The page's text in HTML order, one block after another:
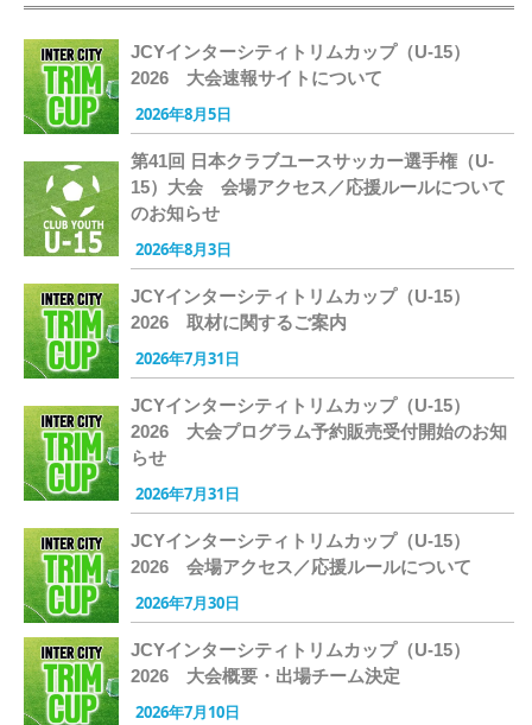
JCYインターシティトリムカップ（U-15）
2026 大会速報サイトについて
2026年8月5日
第41回 日本クラブユースサッカー選手権（U-
15）大会 会場アクセス／応援ルールについて
のお知らせ
2026年8月3日
JCYインターシティトリムカップ（U-15）
2026 取材に関するご案内
2026年7月31日
JCYインターシティトリムカップ（U-15）
2026 大会プログラム予約販売受付開始のお知
らせ
2026年7月31日
JCYインターシティトリムカップ（U-15）
2026 会場アクセス／応援ルールについて
2026年7月30日
JCYインターシティトリムカップ（U-15）
2026 大会概要・出場チーム決定
2026年7月10日